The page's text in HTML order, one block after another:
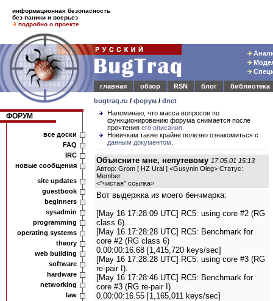
информационная безопасность
без паники и всерьез
подробно о проекте
главная
обзор RSN блог
библиотека
bugtraq.ru / форум / dnet
ФОРУМ
все доски
FAQ
IRC
новые сообщения
site updates
guestbook
beginners
sysadmin
programming
operating systems
theory
web building
software
hardware
networking
law
Напоминаю, что масса вопросов по
функционированию форума снимается после
прочтения его описания
Новичкам также крайне полезно ознакомиться с
данным документом
Объясните мне, непутевому 17.05.01 15:13
Автор: Grom [ HZ Ural ] <Gusynin Oleg> Статус:
Member
<"чистая" ссылка>
Вот выдержка из моего бенчмарка:
[May 16 17:28:09 UTC] RC5: using core #2 (RG
class 6).
[May 16 17:28:28 UTC] RC5: Benchmark for
core #2 (RG class 6)
0.00:00:16.68 [1,415,720 keys/sec]
[May 16 17:28:28 UTC] RC5: using core #3 (RG
re-pair I).
[May 16 17:28:46 UTC] RC5: Benchmark for
core #3 (RG re-pair I)
0.00:00:16.55 [1,165,011 keys/sec]